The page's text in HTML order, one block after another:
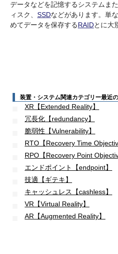
データなどを記憶するシステムま
ィスク、 SSDなどがあります。単
めてデータを保存するRAIDとに大
装置・システム関連カテゴリー最近
XR【Extended Reality】
冗長化【redundancy】
脆弱性【Vulnerability】
RTO【Recovery Time
RPO【Recovery Point
エンドポイント【endpoint】
技適【ギテキ】
キャッシュレス【cashless】
VR【Virtual Reality】
AR【Augmented Reality】